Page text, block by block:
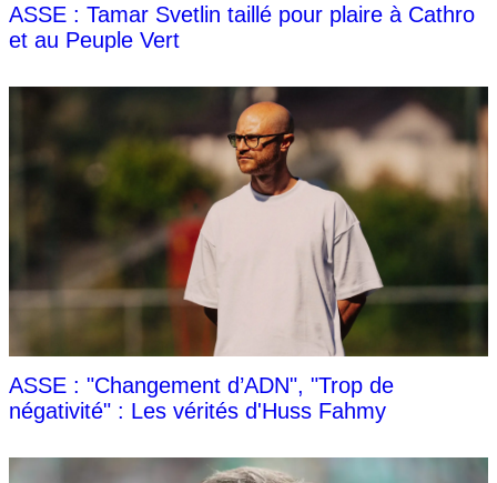
ASSE : Tamar Svetlin taillé pour plaire à Cathro
et au Peuple Vert
ASSE : "Changement d’ADN", "Trop de
négativité" : Les vérités d'Huss Fahmy